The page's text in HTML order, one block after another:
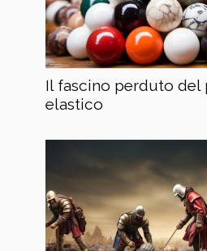
Il fascino perduto del
elastico